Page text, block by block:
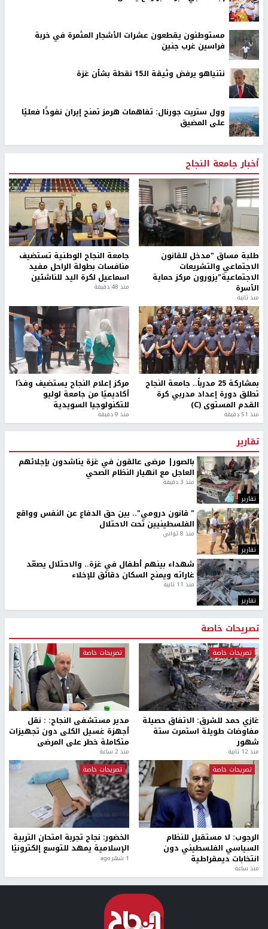
مستوطنون يقطعون عشرات الأشجار المثمرة في خربة
فراسين غرب جنين
نتنياهو يرفض وثيقة الـ15 نقطة بشأن غزة
وول ستريت جورنال: تفاهمات هرمز تمنح إيران نفوذًا فعليًا
على المضيق
أخبار جامعة النجاح
طلبة مساق "مدخل للقانون
الاجتماعي والتشريعات
الاجتماعية"يزورون مركز حماية
الأسرة
منذ ثانية
جامعة النجاح الوطنية تستضيف
منافسات بطولة الراحل مفيد
اسماعيل لكرة اليد للناشئين
منذ 48 دقيقة
بمشاركة 25 مدرباً.. جامعة النجاح
تطلق دورة إعداد مدربي كرة
القدم المستوى (C)
منذ 51 دقيقة
مركز إعلام النجاح يستضيف وفدًا
أكاديميًا من جامعة لوليو
للتكنولوجيا السويدية
منذ 9 دقيقة
تقارير
تقارير
بالصور| مرضى عالقون في غزة يناشدون بإجلائهم
العاجل مع انهيار النظام الصحي
منذ 3 دقيقة
تقارير
" قانون درومي".. بين حق الدفاع عن النفس وواقع
الفلسطينيين تحت الاحتلال
منذ 8 ثواني
تقارير
شهداء بينهم أطفال في غزة.. والاحتلال يصعّد
غاراته ويمنح السكان دقائق للإخلاء
منذ 11 ثانية
تصريحات خاصة
تصريحات خاصة
غازي حمد للشرق: الاتفاق حصيلة
مفاوضات طويلة استمرت ستة
شهور
منذ 12 ثانية
تصريحات خاصة
مدير مستشفى النجاح: : نقل
أجهزة غسيل الكلى دون تجهيزات
متكاملة خطر على المرضى
منذ 2 ساعة
تصريحات خاصة
الرجوب: لا مستقبل للنظام
السياسي الفلسطيني دون
انتخابات ديمقراطية
منذ ساعة
تصريحات خاصة
الخضور: نجاح تجربة امتحان التربية
الإسلامية يمهد للتوسع إلكترونيًا
1 شهر ago